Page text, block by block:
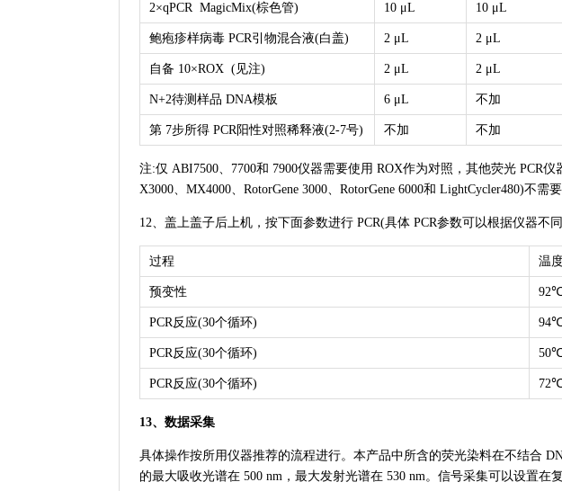
2×qPCR MagicMix(棕色管) 10 μL 10 μL
鲍疱疹样病毒 PCR引物混合液(白盖) 2 μL 2 μL
自备 10×ROX (见注) 2 μL 2 μL
N+2待测样品 DNA模板 6 μL 不加
第 7步所得 PCR阳性对照稀释液(2-7号) 不加 不加
注:仅 ABI7500、7700和 7900仪器需要使用 ROX作为对照，其他荧光 PCR
X3000、MX4000、RotorGene 3000、RotorGene 6000和 LightCycler480)不需
12、盖上盖子后上机，按下面参数进行 PCR(具体 PCR参数可以根据仪器不
过程 温
预变性
PCR反应(30个循环)
PCR反应(30个循环)
PCR反应(30个循环)
13、数据采集
具体操作按所用仪器推荐的流程进行。本产品中所含的荧光染料在不结合
的最大吸收光谱在 500 nm，最大发射光谱在 530 nm。信号采集可以设置在